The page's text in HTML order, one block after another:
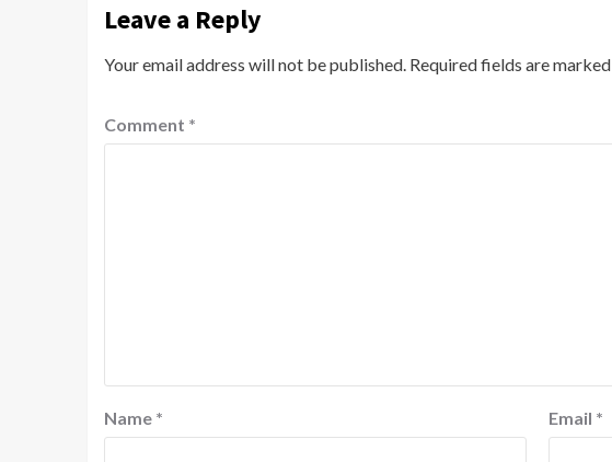
Leave a Reply
Your email address will not be published. Required fields are marked
Comment *
Name * Email *